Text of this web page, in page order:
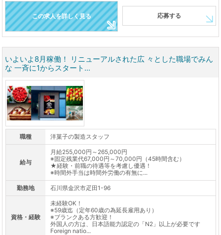
この求人を詳しく見る 応募する
いよいよ8月稼働！ リニューアルされた広 々とした職場でみん
な 一斉に1からスタート...
職種 洋菓子の製造スタッフ
給与
月給255,000円～265,000円
※固定残業代67,000円～70,000円（45時間含む）
★経験・前職の待遇等を考慮し優遇！
※時間外手当は時間外労働の有無に...
勤務地 石川県金沢市疋田1-96
資格・経験
未経験OK！
※59歳迄（定年60歳の為延長雇用あり）
※ブランクある方歓迎！
外国人の方は、日本語能力認定の「N2」以上が必要です
Foreign natio...